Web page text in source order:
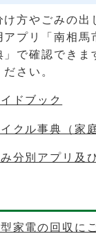
け方やごみの
プリ「南相馬
で確認できま
さい。
ドブック
クル事典（家
分別アプリ及
家電の回収に